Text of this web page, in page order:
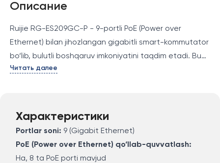
Описание
Ruijie RG-ES209GC-P - 9-portli PoE (Power over
Ethernet) bilan jihozlangan gigabitli smart-kommutator
bo‘lib, bulutli boshqaruv imkoniyatini taqdim etadi. Bu
qurilma tarmoqni boshqarish va tarmoq xavfsizligini
kameralar yoki Wi-Fi nuqtalarini faqat bitta Ethernet
kabeli orqali energiya va ma’lumotlar bilan
Читать далее
Характеристики
Portlar soni: 9 (Gigabit Ethernet)
PoE (Power over Ethernet) qo‘llab-quvvatlash:
Ha, 8 ta PoE porti mavjud